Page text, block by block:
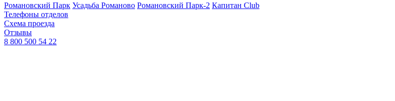
Романовский Парк Усадьба Романово Романовский Парк-2 Капитан Club
Телефоны отделов
Схема проезда
Отзывы
8 800 500 54 22